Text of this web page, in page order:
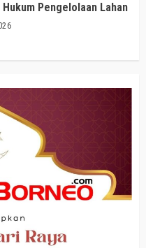
Hukum Pengelolaan Lahan